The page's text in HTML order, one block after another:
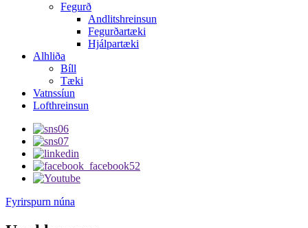
Fegurð
Andlitshreinsun
Fegurðartæki
Hjálpartæki
Alhliða
Bíll
Tæki
Vatnssíun
Lofthreinsun
Fyrirspurn núna